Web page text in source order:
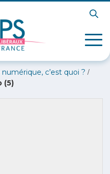
numérique, c’est quoi ? /
(5)